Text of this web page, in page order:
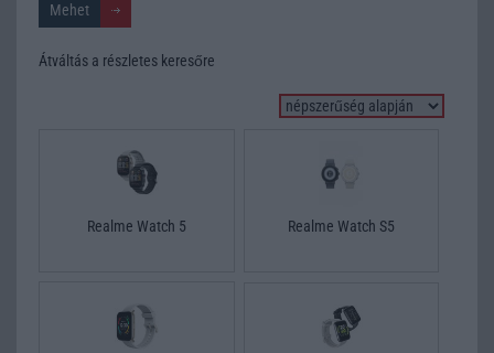
Átváltás a részletes keresőre
Realme Watch 5 Realme Watch S5